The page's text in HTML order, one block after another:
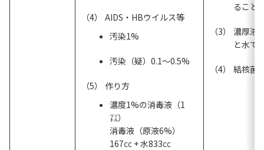
AIDS・HBウイルス等
汚染1%
汚染（疑）0.1～0.5%
作り方
濃度1%の消毒液（1
㍑）
消毒液（原液6%）
167㏄ + 水833㏄
ること
濃厚液
と水で
結核菌